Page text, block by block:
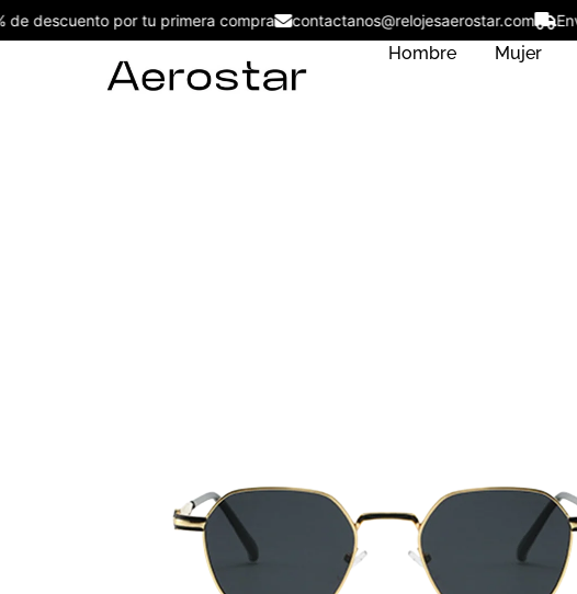
5% de descuento por tu primera compra contactanos@relojesaerostar.com
Hombre Mujer